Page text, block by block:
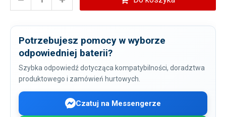
Potrzebujesz pomocy w wyborze
odpowiedniej baterii?
Szybka odpowiedź dotycząca kompatybilności, doradztwa
produktowego i zamówień hurtowych.
Czatuj na Messengerze